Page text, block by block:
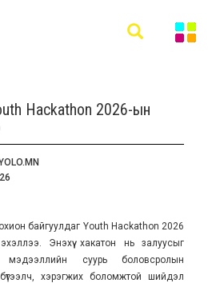
Hackathon 2026-ын
байгуулдаг Youth Hackathon 2026
Энэхүү хакатон нь залуусыг
суурь боловсролын
хэрэгжих боломжтой шийдэл